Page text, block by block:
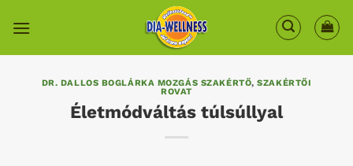
DR. DALLOS BOGLÁRKA MOZGÁS SZAKÉRTŐ,SZAKÉRTŐI
ROVAT
Életmódváltás túlsúllyal